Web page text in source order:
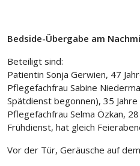
Bedside-Übergabe am
Beteiligt sind:
Patientin Sonja Gerwien, 47
Pflegefachfrau Sabine
Spätdienst begonnen), 35
Pflegefachfrau Selma Özkan,
Frühdienst, hat gleich
Vor der Tür, Geräusche auf